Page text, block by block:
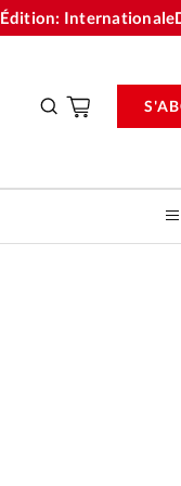
Édition: Internationale